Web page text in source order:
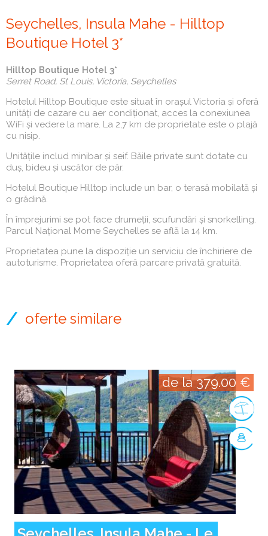
Seychelles, Insula Mahe - Hilltop
Boutique Hotel 3*
Hilltop Boutique Hotel 3*
Serret Road, St Louis, Victoria, Seychelles
Hotelul Hilltop Boutique este situat în orașul Victoria și oferă
unități de cazare cu aer condiționat, acces la conexiunea
WiFi și vedere la mare. La 2,7 km de proprietate este o plajă
cu nisip.
Unitățile includ minibar și seif. Băile private sunt dotate cu
duș, bideu și uscător de păr.
Hotelul Boutique Hilltop include un bar, o terasă mobilată și
o grădină.
În împrejurimi se pot face drumeții, scufundări și snorkelling.
Parcul Național Morne Seychelles se află la 14 km.
Proprietatea pune la dispoziție un serviciu de închiriere de
autoturisme. Proprietatea oferă parcare privată gratuită.
oferte similare
de la 379.00 €